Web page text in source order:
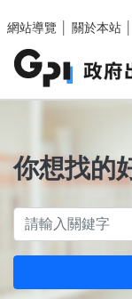
網站導覽
關於本站
你想找的